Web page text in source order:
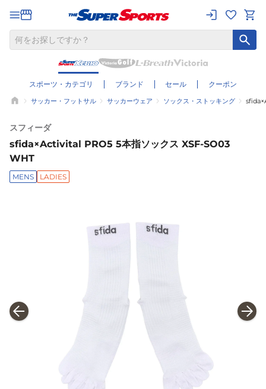
スポーツ・カテゴリ ブランド セール クーポン
サッカー・フットサル サッカーウェア ソックス・ストッキング
スフィーダ
sfida×Activital PRO5 5本指ソックス XSF-SO03
WHT
MENS LADIES